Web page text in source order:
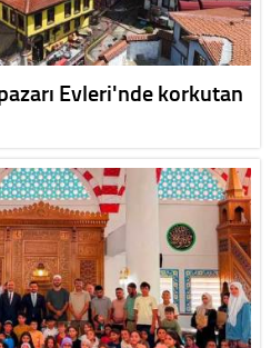
Evleri'nde korkutan